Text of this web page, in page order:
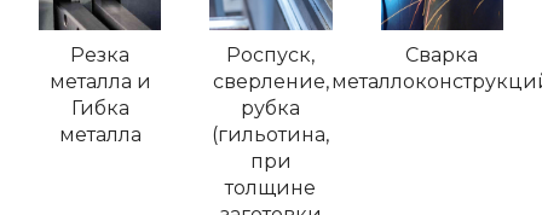
Резка
металла и
Гибка
металла
Роспуск,
сверление,
рубка
(гильотина,
при
толщине
Сварка